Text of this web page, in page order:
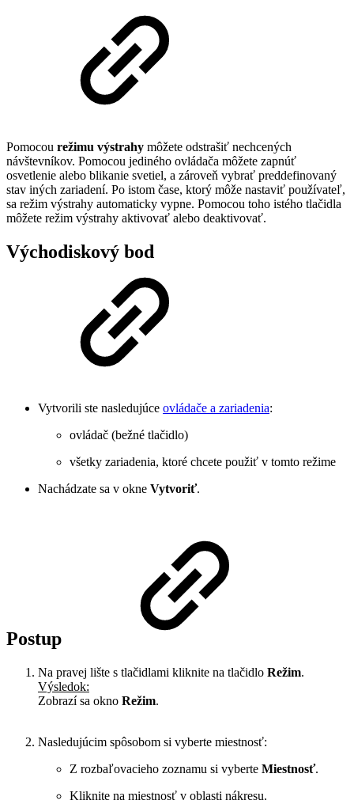
Pomocou režimu výstrahy môžete odstrašiť nechcených
návštevníkov. Pomocou jediného ovládača môžete zapnúť
osvetlenie alebo blikanie svetiel, a zároveň vybrať preddefinovaný
stav iných zariadení. Po istom čase, ktorý môže nastaviť používateľ,
sa režim výstrahy automaticky vypne. Pomocou toho istého tlačidla
môžete režim výstrahy aktivovať alebo deaktivovať.
Východiskový bod
Vytvorili ste nasledujúce ovládače a zariadenia:
ovládač (bežné tlačidlo)
všetky zariadenia, ktoré chcete použiť v tomto režime
Nachádzate sa v okne Vytvoriť.
Postup
Na pravej lište s tlačidlami kliknite na tlačidlo Režim.
Výsledok:
Zobrazí sa okno Režim.
Nasledujúcim spôsobom si vyberte miestnosť:
Z rozbaľovacieho zoznamu si vyberte Miestnosť.
Kliknite na miestnosť v oblasti nákresu.